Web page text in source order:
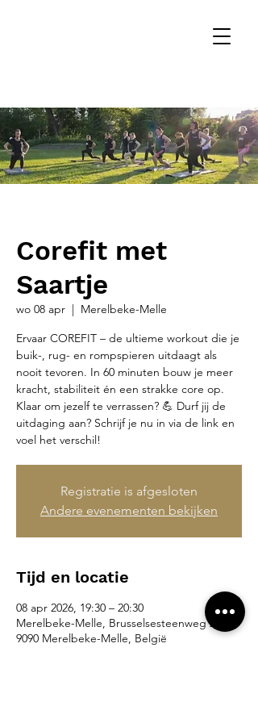
Corefit met
Saartje
wo 08 apr
  |
Merelbeke-Melle
Ervaar COREFIT – de ultieme workout die je
buik-, rug- en rompspieren uitdaagt als
nooit tevoren. In 60 minuten bouw je meer
kracht, stabiliteit én een strakke core op.
Klaar om jezelf te verrassen? 💪 Durf jij de
uitdaging aan? Schrijf je nu in via de link en
voel het verschil!
Registratie is afgesloten
Andere evenementen bekijken
Tijd en locatie
08 apr 2026, 19:30 – 20:30
Merelbeke-Melle, Brusselsesteenweg 265,
9090 Merelbeke-Melle, België